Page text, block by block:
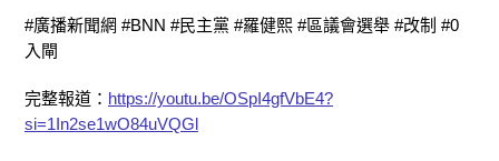
#廣播新聞網 #BNN #民主黨 #羅健熙 #區議會選舉 #改制 #0
入閘
完整報道： https://youtu.be/OSpI4gfVbE4?
si=1In2se1wO84uVQGl